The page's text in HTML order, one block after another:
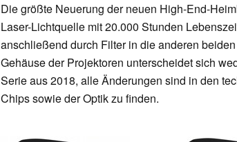
Die größte Neuerung der neuen High-End-
Laser-Lichtquelle mit 20.000 Stunden
anschließend durch Filter in die anderen
Gehäuse der Projektoren unterscheidet sich
Serie aus 2018, alle Änderungen sind in den
Chips sowie der Optik zu finden.